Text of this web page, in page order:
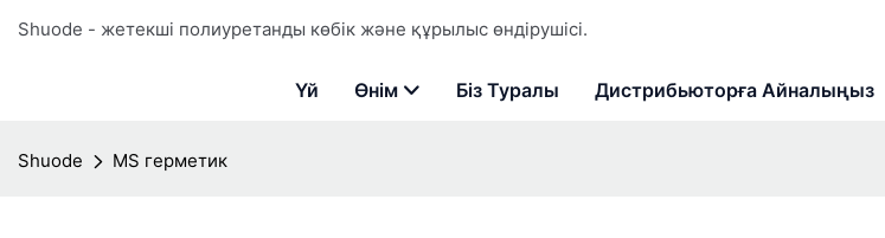
Shuode - жетекші полиуретанды көбік және құрылыс өндірушісі.
Үй Өнім Біз Туралы Дистрибьюторға Айналыңыз
Shuode MS герметик